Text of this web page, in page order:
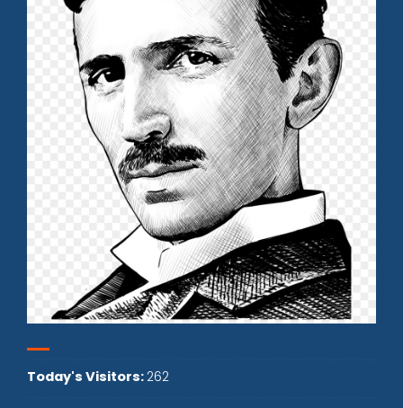
Today's Visitors: 262